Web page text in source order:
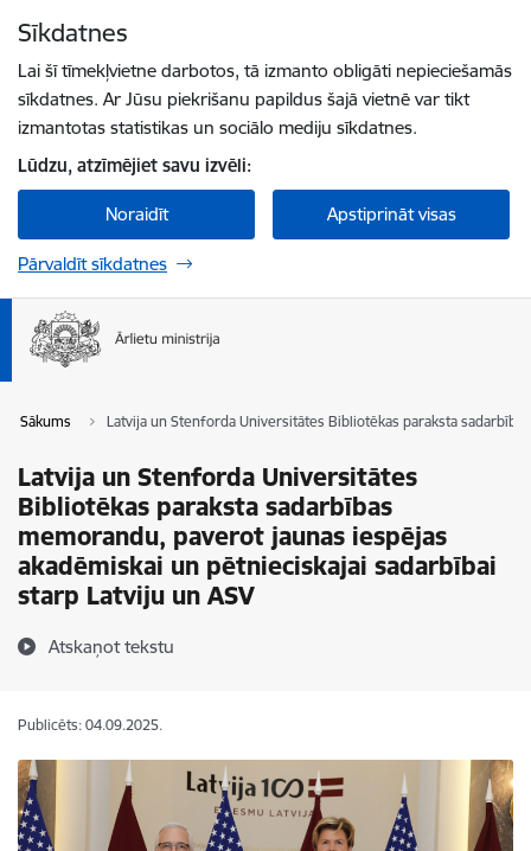
Sīkdatnes
Lai šī tīmekļvietne darbotos, tā izmanto obligāti nepieciešamās
sīkdatnes. Ar Jūsu piekrišanu papildus šajā vietnē var tikt
izmantotas statistikas un sociālo mediju sīkdatnes.
Lūdzu, atzīmējiet savu izvēli:
Noraidīt Apstiprināt visas
Pārvaldīt sīkdatnes
Sākums Latvija un Stenforda Universitātes Bibliotēkas paraksta
Latvija un Stenforda Universitātes
Bibliotēkas paraksta sadarbības
memorandu, paverot jaunas iespējas
akadēmiskai un pētnieciskajai sadarbībai
starp Latviju un ASV
Atskaņot tekstu
Publicēts: 04.09.2025.